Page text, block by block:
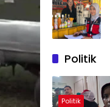
Politik
Politik